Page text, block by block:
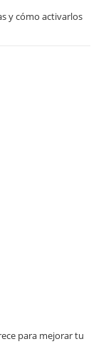
y cómo activarlos
para mejorar tu